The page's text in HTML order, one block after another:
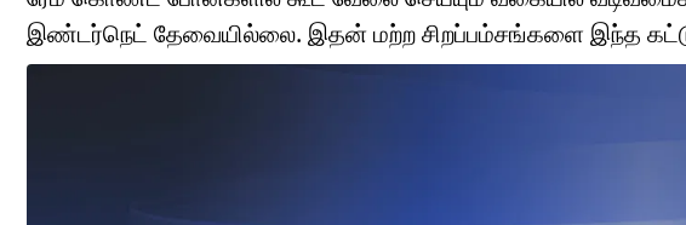
இண்டர்நெட் தேவையில்லை. இதன் மற்ற சிறப்பம்சங்களை இந்த